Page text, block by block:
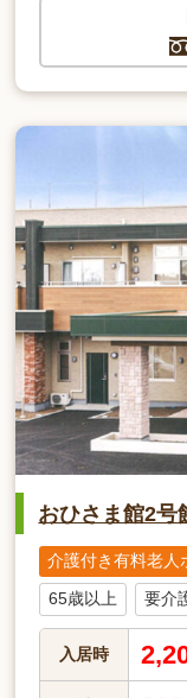
おひさま館2号
介護付き有料老人
65歳以上 要介
入居時